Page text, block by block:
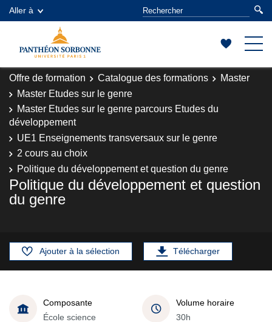
Aller à
Offre de formation Catalogue des formations
Master
Master Etudes sur le genre
Master Etudes sur le genre parcours Etudes du
développement
UE1 Enseignements transversaux sur le genre
2 cours au choix
Politique du développement et question du genre
Politique du développement et question
du genre
Ajouter à la sélection Télécharger
Composante
École science
Volume horaire
30h